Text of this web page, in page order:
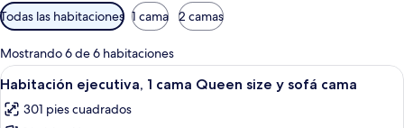
Filtros
disponibles
para
las
habitaciones
Todas las habitaciones 1 cama 2 camas
Mostrando 6 de 6 habitaciones
Abrir
todas
las
Habitación de hotel con cama,
11
Habitación ejecutiva, 1 cama Queen size y sofá cama
301 pies cuadrados